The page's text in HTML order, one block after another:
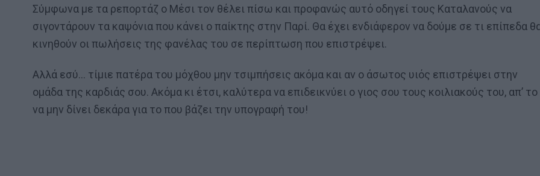
Σύμφωνα με τα ρεπορτάζ ο Μέσι τον θέλει πίσω και προφανώς αυτό οδηγεί τους Καταλανούς να
σιγοντάρουν τα καψόνια που κάνει ο παίκτης στην Παρί. Θα έχει ενδιάφερον να δούμε σε τι επίπεδα
κινηθούν οι πωλήσεις της φανέλας του σε περίπτωση που επιστρέψει.
Αλλά εσύ… τίμιε πατέρα του μόχθου μην τσιμπήσεις ακόμα και αν ο άσωτος υιός επιστρέψει στην
ομάδα της καρδιάς σου. Ακόμα κι έτσι, καλύτερα να επιδεικνύει ο γιος σου τους κοιλιακούς του, απ’ το
να μην δίνει δεκάρα για το που βάζει την υπογραφή του!